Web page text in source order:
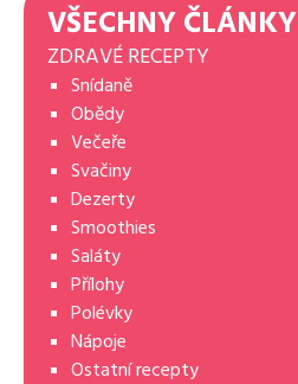
VŠECHNY ČLÁNKY
ZDRAVÉ RECEPTY
Snídaně
Obědy
Večeře
Svačiny
Dezerty
Smoothies
Saláty
Přílohy
Polévky
Nápoje
Ostatní recepty